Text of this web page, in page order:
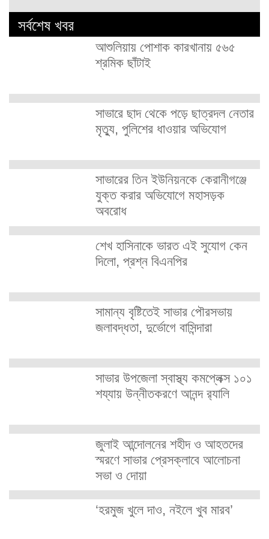
সর্বশেষ খবর
আশুলিয়ায় পোশাক কারখানায় ৫৬৫
শ্রমিক ছাঁটাই
সাভারে ছাদ থেকে পড়ে ছাত্রদল নেতার
মৃত্যু, পুলিশের ধাওয়ার অভিযোগ
সাভারের তিন ইউনিয়নকে কেরানীগঞ্জে
যুক্ত করার অভিযোগে মহাসড়ক
অবরোধ
শেখ হাসিনাকে ভারত এই সুযোগ কেন
দিলো, প্রশ্ন বিএনপির
সামান্য বৃষ্টিতেই সাভার পৌরসভায়
জলাবদ্ধতা, দুর্ভোগে বাসিন্দারা
সাভার উপজেলা স্বাস্থ্য কমপ্লেক্স ১০১
শয্যায় উন্নীতকরণে আনন্দ র‍্যালি
জুলাই আন্দোলনের শহীদ ও আহতদের
স্মরণে সাভার প্রেসক্লাবে আলোচনা
সভা ও দোয়া
‘হরমুজ খুলে দাও, নইলে খুব মারব’